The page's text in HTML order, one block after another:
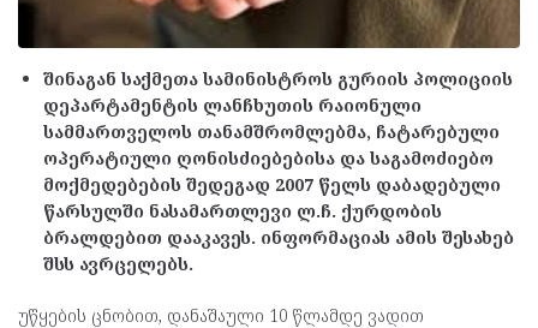
შინაგან საქმეთა სამინისტროს გურიის პოლიციის
დეპარტამენტის ლანჩხუთის რაიონული
სამმართველოს თანამშრომლებმა, ჩატარებული
ოპერატიული ღონისძიებებისა და საგამოძიებო
მოქმედებების შედეგად 2007 წელს დაბადებული
წარსულში ნასამართლევი ლ.ჩ. ქურდობის
ბრალდებით დააკავეს. ინფორმაციას ამის შესახებ
შსს ავრცელებს.
უწყების ცნობით, დანაშაული 10 წლამდე ვადით